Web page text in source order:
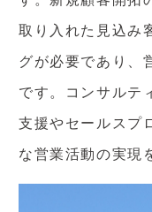
取り入れた見込み
グが必要であり、
です。コンサルテ
支援やセールスプ
な営業活動の実現